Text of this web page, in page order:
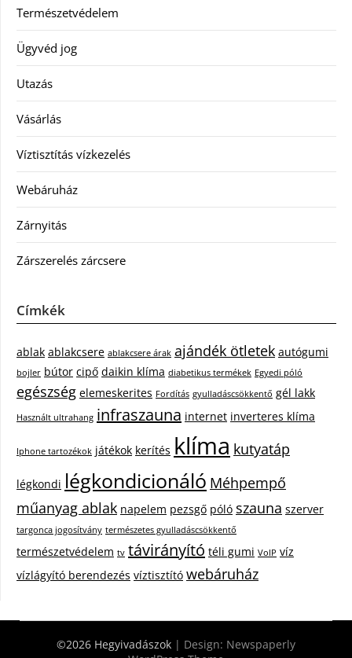
Természetvédelem
Ügyvéd jog
Utazás
Vásárlás
Víztisztítás vízkezelés
Webáruház
Zárnyitás
Zárszerelés zárcsere
Címkék
ablak ablakcsere ablakcsere árak ajándék ötletek autógumi
bojler bútor cipő daikin klíma diabetikus termékek Egyedi póló
egészség elemeskerites Fordítás gyulladáscsökkentő gél lakk
Használt ultrahang infraszauna internet inverteres klíma
Iphone tartozékok játékok kerítés klíma kutyatáp
légkondi légkondicionáló Méhpempő
műanyag ablak napelem pezsgő póló szauna szerver
targonca jogosítvány természetes gyulladáscsökkentő
természetvédelem tv távirányító téli gumi VoIP víz
vízlágyító berendezés víztisztító webáruház
©2026 Hegyivadászok | Design: Newspaperly